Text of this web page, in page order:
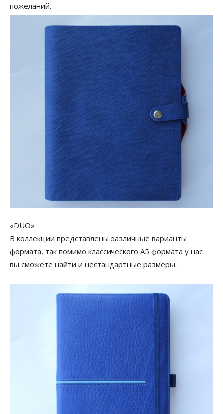
пожеланий.
«DUO»
В коллекции представлены различные варианты
формата, так помимо классического А5 формата у нас
вы сможете найти и нестандартные размеры.